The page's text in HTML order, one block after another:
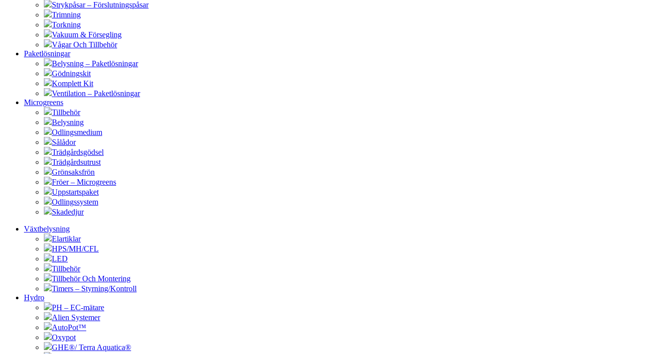
Strykpåsar – Förslutningspåsar
Trimning
Torkning
Vakuum & Försegling
Vågar Och Tillbehör
Paketlösningar
Belysning – Paketlösningar
Gödningskit
Komplett Kit
Ventilation – Paketlösningar
Microgreens
Tillbehör
Belysning
Odlingsmedium
Sålådor
Trädgårdsgödsel
Trädgårdsutrust
Grönsaksfrön
Fröer – Microgreens
Uppstartspaket
Odlingssystem
Skadedjur
Växtbelysning
Elartiklar
HPS/MH/CFL
LED
Tillbehör
Tillbehör Och Montering
Timers – Styrning/Kontroll
Hydro
PH – EC-mätare
Alien Systemer
AutoPot™
Oxypot
GHE®/ Terra Aquatica®